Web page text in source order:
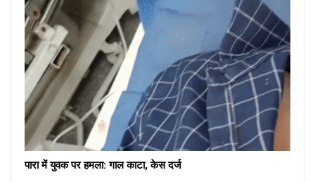
पारा में युवक पर हमला: गाल काटा, केस दर्ज